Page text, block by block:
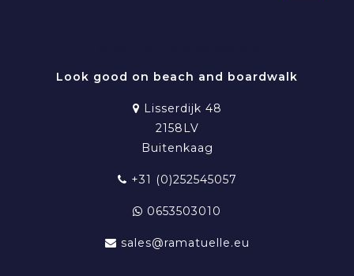
Look good on beach and boardwalk
Lisserdijk 48
2158LV
Buitenkaag
+31 (0)252545057
0653503010
sales@ramatuelle.eu